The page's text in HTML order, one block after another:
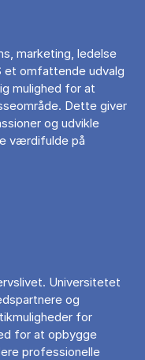
marketing, ledelse
et omfattende udvalg
mulighed for at
Dette giver
og udvikle
værdifulde på
Universitetet
og
for
for at opbygge
professionelle